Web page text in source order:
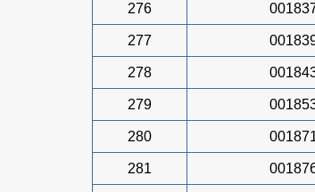
276
277
278
279
280
281